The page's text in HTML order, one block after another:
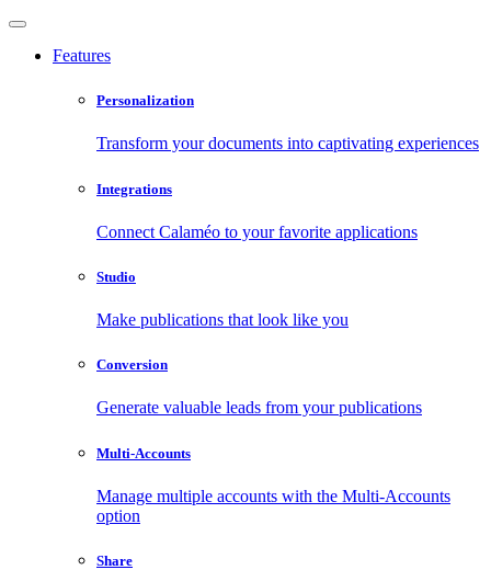
Features
Personalization
Transform your documents into captivating experiences
Integrations
Connect Calaméo to your favorite applications
Studio
Make publications that look like you
Conversion
Generate valuable leads from your publications
Multi-Accounts
Manage multiple accounts with the Multi-Accounts
option
Share